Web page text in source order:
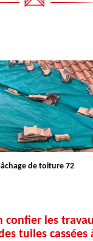
fuite de toiture 72
confier les
tuiles cassées